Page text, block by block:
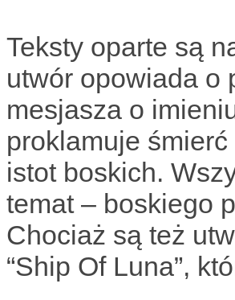
Teksty oparte są
utwór opowiada o
mesjasza o
proklamuje
istot boskich.
temat – boskiego
Chociaż są też
“Ship Of Luna”,